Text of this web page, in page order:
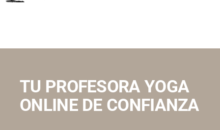
TU PROFESORA YOGA
ONLINE DE CONFIANZA